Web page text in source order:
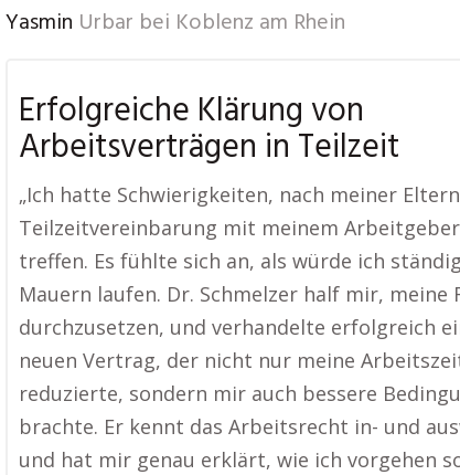
Yasmin Urbar bei Koblenz am Rhein
Erfolgreiche Klärung von
Arbeitsverträgen in Teilzeit
„Ich hatte Schwierigkeiten, nach meiner
Teilzeitvereinbarung mit meinem
treffen. Es fühlte sich an, als würde ich
Mauern laufen. Dr. Schmelzer half mir, meine
durchzusetzen, und verhandelte erfolgreich
neuen Vertrag, der nicht nur meine
reduzierte, sondern mir auch bessere
brachte. Er kennt das Arbeitsrecht in- und
und hat mir genau erklärt, wie ich vorgehen